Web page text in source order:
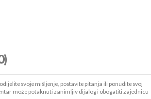
svoje mišljenje, postavite pitanja ili ponudite svoj
može potaknuti zanimljiv dijalog i obogatiti zajednicu